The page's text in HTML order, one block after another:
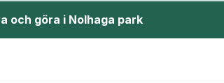
och göra i Nolhaga park